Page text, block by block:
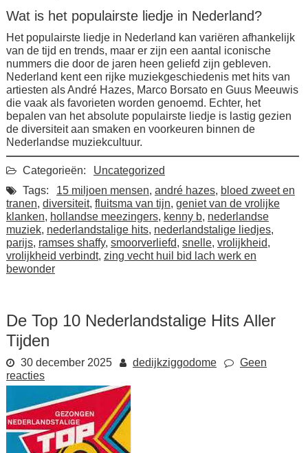
Wat is het populairste liedje in Nederland?
Het populairste liedje in Nederland kan variëren afhankelijk
van de tijd en trends, maar er zijn een aantal iconische
nummers die door de jaren heen geliefd zijn gebleven.
Nederland kent een rijke muziekgeschiedenis met hits van
artiesten als André Hazes, Marco Borsato en Guus Meeuwis
die vaak als favorieten worden genoemd. Echter, het
bepalen van het absolute populairste liedje is lastig gezien
de diversiteit aan smaken en voorkeuren binnen de
Nederlandse muziekcultuur.
Categorieën:
Uncategorized
Tags:
15 miljoen mensen, andré hazes, bloed zweet en
tranen, diversiteit, fluitsma van tijn, geniet van de vrolijke
klanken, hollandse meezingers, kenny b, nederlandse
muziek, nederlandstalige hits, nederlandstalige liedjes,
parijs, ramses shaffy, smoorverliefd, snelle, vrolijkheid,
vrolijkheid verbindt, zing vecht huil bid lach werk en
bewonder
De Top 10 Nederlandstalige Hits Aller
Tijden
30 december 2025 dedijkziggodome
Geen
reacties